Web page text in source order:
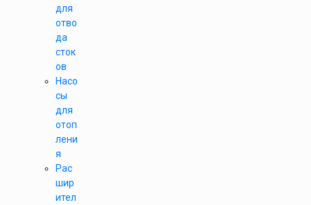
для
отво
да
сток
ов
Насо
сы
для
отоп
лени
я
Рас
шир
ител